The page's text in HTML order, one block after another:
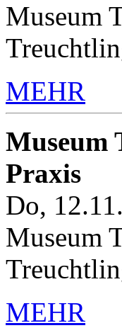
Museum
MEHR
Museum
Praxis
Do,
Museum
MEHR